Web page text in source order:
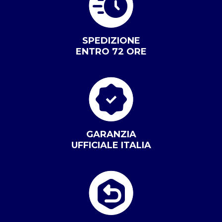
SPEDIZIONE
ENTRO 72 ORE
GARANZIA
UFFICIALE ITALIA